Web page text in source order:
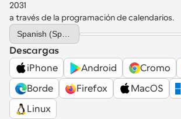
2031
a través de la programación de calendarios.
Select Language
Descargas
iPhone
Android Cromo
Borde
Firefox MacOS
Linux